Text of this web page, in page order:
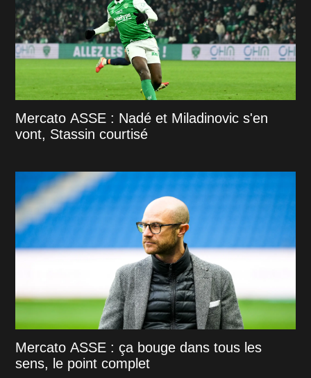
Mercato ASSE : Nadé et Miladinovic s'en
vont, Stassin courtisé
Mercato ASSE : ça bouge dans tous les
sens, le point complet